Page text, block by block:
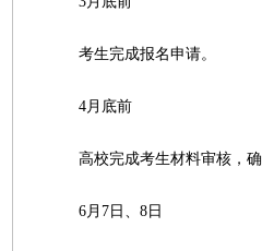
考生完成报名申请。
4月底前
高校完成考生材料审核，确
6月7日、8日